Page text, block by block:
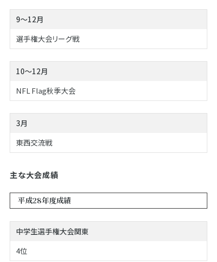
9～12月
選手権大会リーグ戦
10～12月
NFL Flag秋季大会
3月
東西交流戦
主な大会成績
平成28年度成績
中学生選手権大会関東
4位